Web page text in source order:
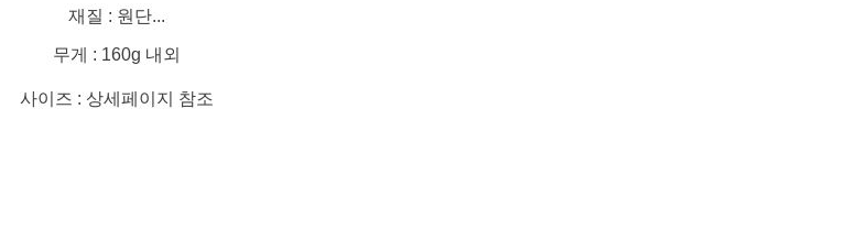
재질 : 원단...
무게 : 160g 내외
사이즈 : 상세페이지 참조